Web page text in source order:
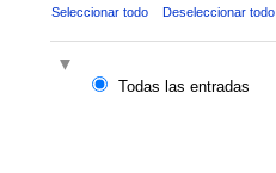
Seleccionar todo Deseleccionar todo
Todas las entradas